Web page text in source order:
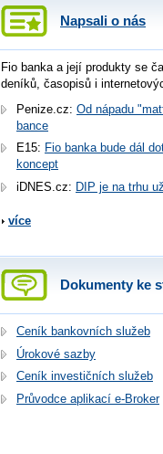
Napsali o nás
Fio banka a její produkty se
deníků, časopisů i
Penize.cz: Od nápadu
bance
E15: Fio banka bude dál
koncept
iDNES.cz: DIP je na trhu
více
Dokumenty ke
Ceník bankovních služeb
Úrokové sazby
Ceník investičních služeb
Průvodce aplikací e-Broker